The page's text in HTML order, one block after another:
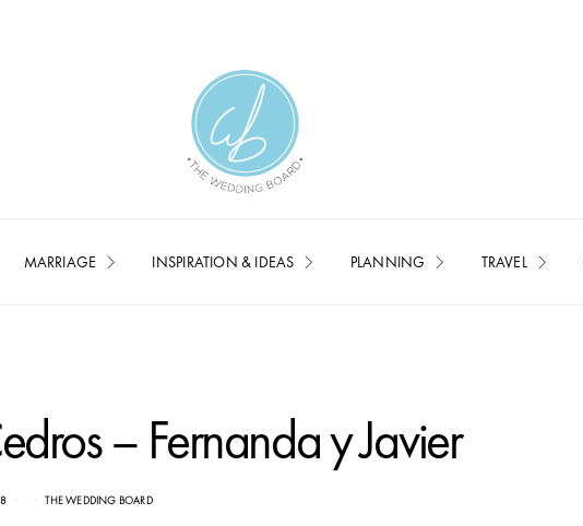
MARRIAGE INSPIRATION & IDEAS PLANNING TRAVEL
– Fernanda y Javier
THE WEDDING BOARD